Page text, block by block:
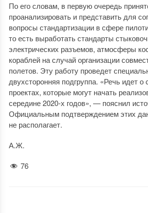
По его словам, в первую очередь
проанализировать и представить для
вопросы стандартизации в сфере
то есть выработать стандарты
электрических разъемов, атмосферы
кораблей на случай организации
полетов. Эту работу проведет
двухсторонняя подгруппа. «Речь идет о
проектах, которые могут начать
середине 2020-х годов», — пояснил
Официальным подтверждением этих
не располагает.
А.Ж.
76